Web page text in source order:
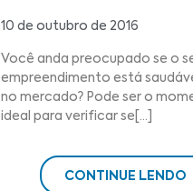
10 de outubro de 2016
Você anda preocupado se o
empreendimento está
no mercado? Pode ser o
ideal para verificar se[...]
CONTINUE LENDO